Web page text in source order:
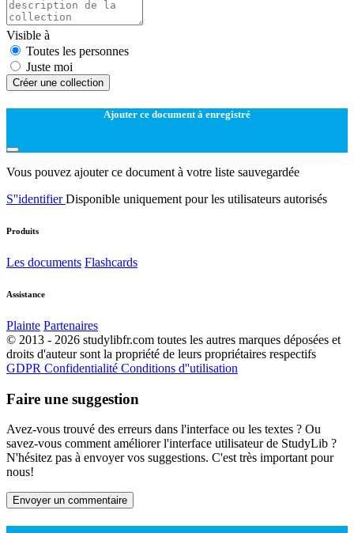
Visible à
Toutes les personnes
Juste moi
Créer une collection
Ajouter ce document à enregistré
Vous pouvez ajouter ce document à votre liste sauvegardée
S''identifierDisponible uniquement pour les utilisateurs autorisés
Produits
Les documents Flashcards
Assistance
Plainte Partenaires
© 2013 - 2026 studylibfr.com toutes les autres marques déposées et
droits d'auteur sont la propriété de leurs propriétaires respectifs
GDPR Confidentialité Conditions d''utilisation
Faire une suggestion
Avez-vous trouvé des erreurs dans l'interface ou les textes ? Ou
savez-vous comment améliorer l'interface utilisateur de StudyLib ?
N'hésitez pas à envoyer vos suggestions. C'est très important pour
nous!
Envoyer un commentaire